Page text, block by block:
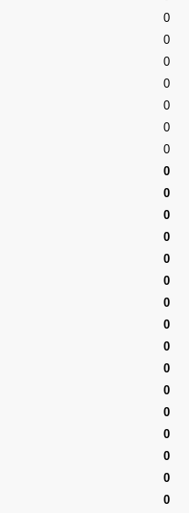
0
0
0
0
0
0
0
0
0
0
0
0
0
0
0
0
0
0
0
0
0
0
0